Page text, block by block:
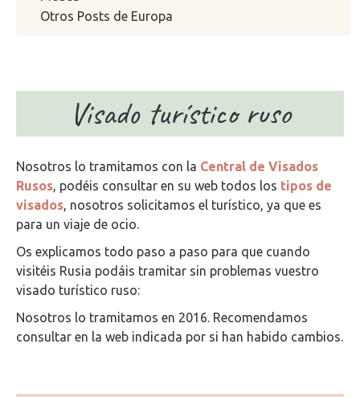
Otros Posts de Europa
Visado turístico ruso
Nosotros lo tramitamos con la Central de Visados
Rusos, podéis consultar en su web todos los tipos de
visados, nosotros solicitamos el turístico, ya que es
para un viaje de ocio.
Os explicamos todo paso a paso para que cuando
visitéis Rusia podáis tramitar sin problemas vuestro
visado turístico ruso:
Nosotros lo tramitamos en 2016. Recomendamos
consultar en la web indicada por si han habido cambios.